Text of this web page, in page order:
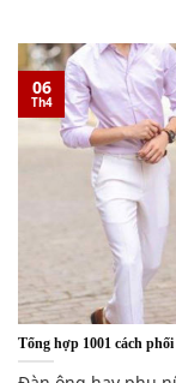
Tổng hợp 1001 cách
06
Th4